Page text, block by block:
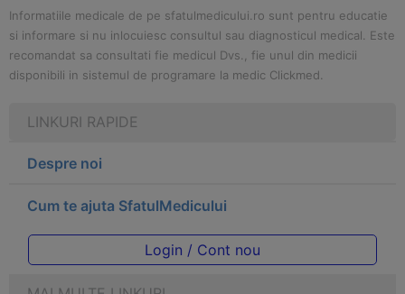
Informatiile medicale de pe sfatulmedicului.ro sunt pentru educatie
si informare si nu inlocuiesc consultul sau diagnosticul medical. Este
recomandat sa consultati fie medicul Dvs., fie unul din medicii
disponibili in sistemul de programare la medic Clickmed.
LINKURI RAPIDE
Despre noi
Cum te ajuta SfatulMedicului
Login / Cont nou